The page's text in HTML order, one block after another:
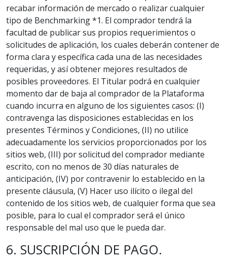
recabar información de mercado o realizar cualquier
tipo de Benchmarking *1. El comprador tendrá la
facultad de publicar sus propios requerimientos o
solicitudes de aplicación, los cuales deberán contener de
forma clara y específica cada una de las necesidades
requeridas, y así obtener mejores resultados de
posibles proveedores. El Titular podrá en cualquier
momento dar de baja al comprador de la Plataforma
cuando incurra en alguno de los siguientes casos: (I)
contravenga las disposiciones establecidas en los
presentes Términos y Condiciones, (II) no utilice
adecuadamente los servicios proporcionados por los
sitios web, (III) por solicitud del comprador mediante
escrito, con no menos de 30 días naturales de
anticipación, (IV) por contravenir lo establecido en la
presente cláusula, (V) Hacer uso ilícito o ilegal del
contenido de los sitios web, de cualquier forma que sea
posible, para lo cual el comprador será el único
responsable del mal uso que le pueda dar.
6. SUSCRIPCIÓN DE PAGO.